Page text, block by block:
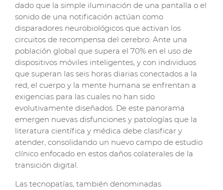
dado que la simple iluminación de una pantalla o el
sonido de una notificación actúan como
disparadores neurobiológicos que activan los
circuitos de recompensa del cerebro. Ante una
población global que supera el 70% en el uso de
dispositivos móviles inteligentes, y con individuos
que superan las seis horas diarias conectados a la
red, el cuerpo y la mente humana se enfrentan a
exigencias para las cuales no han sido
evolutivamente diseñados. De este panorama
emergen nuevas disfunciones y patologías que la
literatura científica y médica debe clasificar y
atender, consolidando un nuevo campo de estudio
clínico enfocado en estos daños colaterales de la
transición digital.
Las tecnopatías, también denominadas